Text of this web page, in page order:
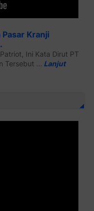
Pasar Kranji
Ini Kata Dirut PT
Tersebut ...
Lanjut